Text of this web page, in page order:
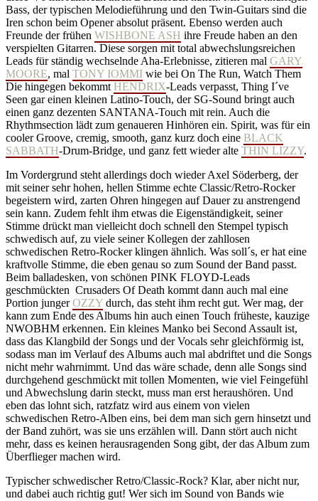
Bass, der typischen Melodieführung und den Twin-Guitars sind die
Iren schon beim Opener absolut präsent. Ebenso werden auch
Freunde der frühen WISHBONE ASH ihre Freude haben an den
verspielten Gitarren. Diese sorgen mit total abwechslungsreichen
Leads für ständig wechselnde Aha-Erlebnisse, zitieren mal GARY
MOORE, mal TONY IOMMI wie bei On The Run, Watch Them
Die hingegen bekommt HENDRIX-Leads verpasst, Thing I´ve
Seen gar einen kleinen Latino-Touch, der SG-Sound bringt auch
einen ganz dezenten SANTANA-Touch mit rein. Auch die
Rhythmsection lädt zum genaueren Hinhören ein. Spirit, was für ein
cooler Groove, cremig, smooth, ganz kurz doch eine BLACK
SABBATH-Drum-Bridge, und ganz fett wieder alte THIN LIZZY.
Im Vordergrund steht allerdings doch wieder Axel Söderberg, der
mit seiner sehr hohen, hellen Stimme echte Classic/Retro-Rocker
begeistern wird, zarten Ohren hingegen auf Dauer zu anstrengend
sein kann. Zudem fehlt ihm etwas die Eigenständigkeit, seiner
Stimme drückt man vielleicht doch schnell den Stempel typisch
schwedisch auf, zu viele seiner Kollegen der zahllosen
schwedischen Retro-Rocker klingen ähnlich. Was soll´s, er hat eine
kraftvolle Stimme, die eben genau so zum Sound der Band passt.
Beim balladesken, von schönen PINK FLOYD-Leads
geschmückten Crusaders Of Death kommt dann auch mal eine
Portion jungerOZZY durch, das steht ihm recht gut. Wer mag, der
kann zum Ende des Albums hin auch einen Touch früheste, kauzige
NWOBHM erkennen. Ein kleines Manko bei Second Assault ist,
dass das Klangbild der Songs und der Vocals sehr gleichförmig ist,
sodass man im Verlauf des Albums auch mal abdriftet und die Songs
nicht mehr wahrnimmt. Und das wäre schade, denn alle Songs sind
durchgehend geschmückt mit tollen Momenten, wie viel Feingefühl
und Abwechslung darin steckt, muss man erst heraushören. Und
eben das lohnt sich, ratzfatz wird aus einem von vielen
schwedischen Retro-Alben eins, bei dem man sich gern hinsetzt und
der Band zuhört, was sie uns erzählen will. Dann stört auch nicht
mehr, dass es keinen herausragenden Song gibt, der das Album zum
Überflieger machen wird.
Typischer schwedischer Retro/Classic-Rock? Klar, aber nicht nur,
und dabei auch richtig gut! Wer sich im Sound von Bands wie